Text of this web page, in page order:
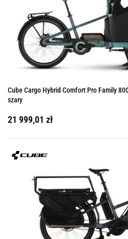
Cube Cargo Hybrid Comfort Pro Family
szary
21 999,01 zł